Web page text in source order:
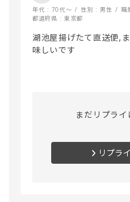
年代 : 70代～ 性別 : 男性
職
都道府県 : 東京都
湖池屋揚げたて直送便,
味しいです
まだリプライ
リプラ